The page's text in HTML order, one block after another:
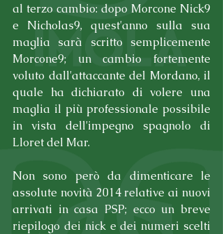
al terzo cambio: dopo Morcone Nick9
e Nicholas9, quest'anno sulla sua
maglia sarà scritto semplicemente
Morcone9; un cambio fortemente
voluto dall'attaccante del Mordano, il
quale ha dichiarato di volere una
maglia il più professionale possibile
in vista dell'impegno spagnolo di
Lloret del Mar.
Non sono però da dimenticare le
assolute novità 2014 relative ai nuovi
arrivati in casa PSP; ecco un breve
riepilogo dei nick e dei numeri scelti